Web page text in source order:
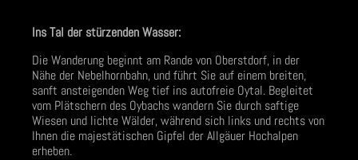
Ins Tal der stürzenden Wasser:
Die Wanderung beginnt am Rande von Oberstdorf, in der
Nähe der Nebelhornbahn, und führt Sie auf einem breiten,
sanft ansteigenden Weg tief ins autofreie Oytal. Begleitet
vom Plätschern des Oybachs wandern Sie durch saftige
Wiesen und lichte Wälder, während sich links und rechts von
Ihnen die majestätischen Gipfel der Allgäuer Hochalpen
erheben.